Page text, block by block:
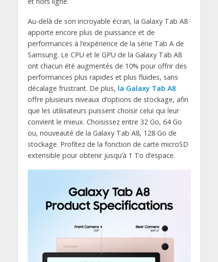
Au-delà de son incroyable écran, la Galaxy Tab A8
apporte encore plus de puissance et de
performances à l’expérience de la série Tab A de
Samsung. Le CPU et le GPU de la Galaxy Tab A8
ont chacun été augmentés de 10% pour offrir des
performances plus rapides et plus fluides, sans
décalage frustrant. De plus, la Galaxy Tab A8
offre plusieurs niveaux d’options de stockage, afin
que les utilisateurs puissent choisir celui qui leur
convient le mieux. Choisissez entre 32 Go, 64 Go
ou, nouveauté de la Galaxy Tab A8, 128 Go de
stockage. Profitez de la fonction de carte microSD
extensible pour obtenir jusqu’à 1 To d’espace.